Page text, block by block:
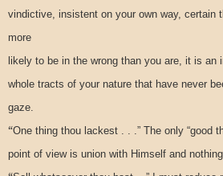
vindictive, insistent on your own way, certain
more
likely to be in the wrong than you are, it is an
whole tracts of your nature that have never
gaze.
“One thing thou lackest . . .” The only “good
point of view is union with Himself and